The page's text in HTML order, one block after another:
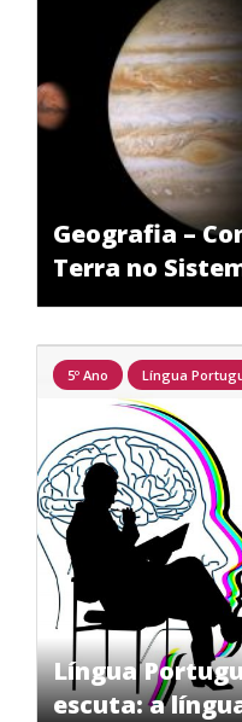
Geografia –
Terra no
Língua
escuta: a
5º Ano Língua